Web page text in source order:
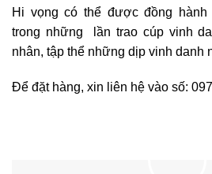
Hi vọng có thể được đồng hành
trong những lần trao cúp vinh
nhân, tập thể những dịp vinh danh
Để đặt hàng, xin liên hệ vào số: